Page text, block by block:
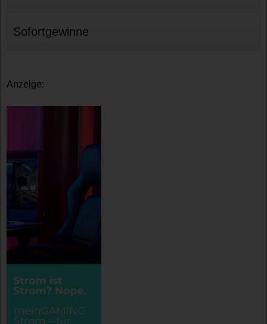
Sofortgewinne
Anzeige: